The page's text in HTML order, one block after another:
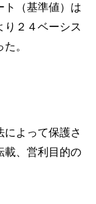
ト（基準値）は
り２４ベーシス
。
によって保護さ
載、営利目的の